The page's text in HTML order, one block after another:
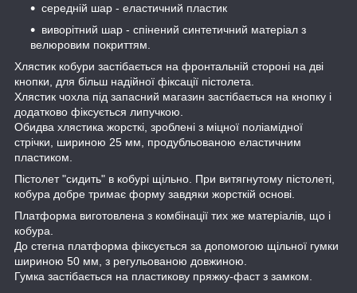
середній шар - еластичний пластик
виворітний шар - спінений синтетичний матеріал з
велюровим покриттям.
Хлястик кобури застібається на фронтальній стороні на дві
кнопки, для більш надійної фіксації пістолета.
Хлястик чохла під запасний магазин застібається на кнопку і
додатково фіксується липучкою.
Обидва хлястика жорсткі, зроблені з міцної поліамідної
стрічки, шириною 25 мм, продубльованою еластичним
пластиком.
Пістолет "сидить" в кобурі щільно. При витягнутому пістолеті,
кобура добре тримає форму завдяки жорсткій основі.
Платформа виготовлена з комбінації тих же матеріалів, що і
кобура.
До стегна платформа фіксується за допомогою щільної гумки
шириною 50 мм, з регульованою довжиною.
Гумка застібається на пластикову пряжку-фаст з замком.